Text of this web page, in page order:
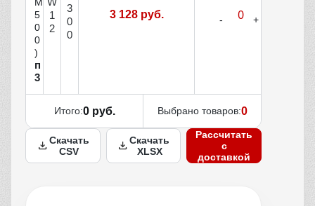
5
0
0
)
п
3
1
2
3
0
0
3 128 руб.
Итого:0 руб. Выбрано товаров:0
Скачать
CSV
Скачать
XLSX
Рассчитать
с
доставкой